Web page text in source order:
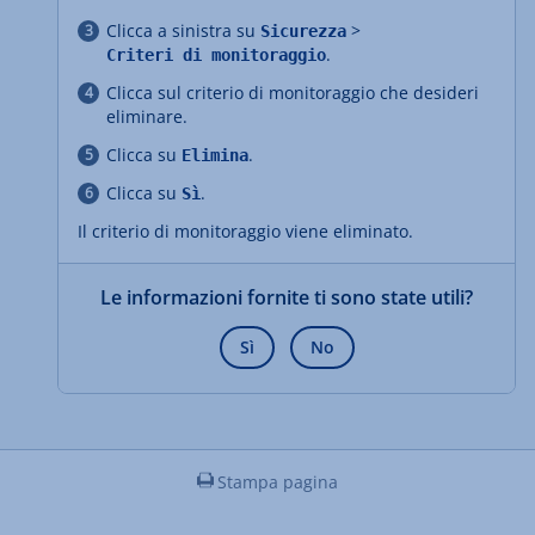
Clicca a sinistra su Sicurezza >
Criteri di monitoraggio.
Clicca sul criterio di monitoraggio che desideri
eliminare.
Clicca su Elimina.
Clicca su Sì.
Il criterio di monitoraggio viene eliminato.
Le informazioni fornite ti sono state utili?
Sì No
Stampa pagina